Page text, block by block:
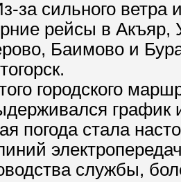
за сильного ветра
рейсы в Акъяр,
Баимово и
городского
график
погода стала
службы,